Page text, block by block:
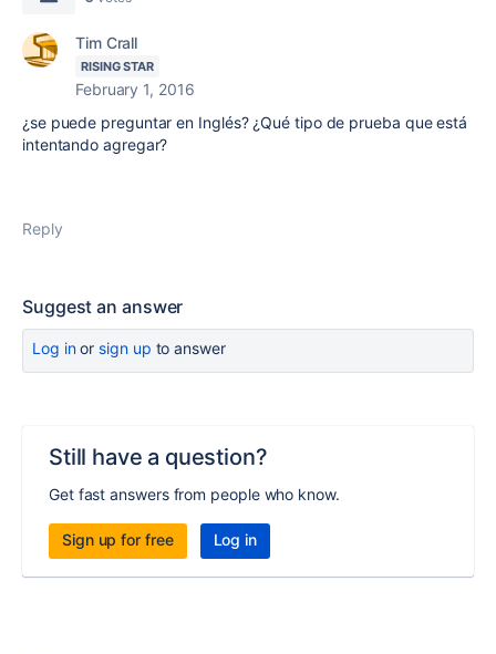
Tim Crall
RISING STAR
February 1, 2016
¿se puede preguntar en Inglés? ¿Qué tipo de prueba que está
intentando agregar?
Reply
Suggest an answer
Log inor sign up to answer
Still have a question?
Get fast answers from people who know.
Sign up for free Log in